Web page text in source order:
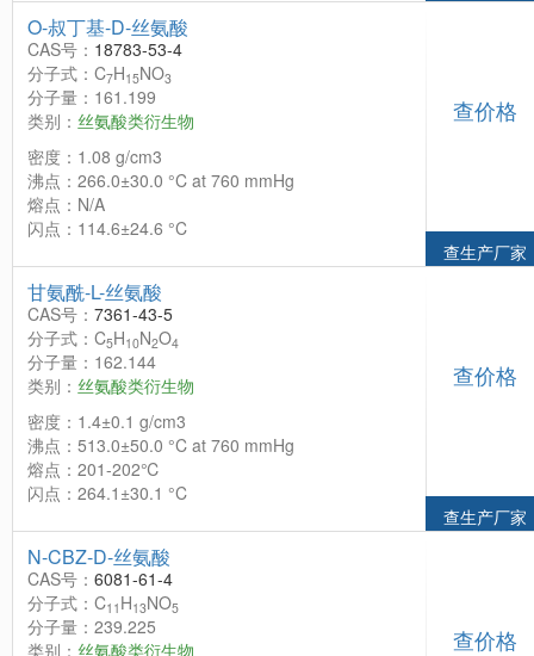
O-叔丁基-D-丝氨酸
CAS号： 18783-53-4
分子式：C7H15NO3
分子量：161.199
类别： 丝氨酸类衍生物
密度：1.08 g/cm3
沸点：266.0±30.0 °C at 760 mmHg
熔点：N/A
闪点：114.6±24.6 °C
查价格
查生产厂家
甘氨酰-L-丝氨酸
CAS号： 7361-43-5
分子式：C5H10N2O4
分子量：162.144
类别： 丝氨酸类衍生物
密度：1.4±0.1 g/cm3
沸点：513.0±50.0 °C at 760 mmHg
熔点：201-202℃
闪点：264.1±30.1 °C
查价格
查生产厂家
N-CBZ-D-丝氨酸
CAS号： 6081-61-4
分子式：C11 H13NO5
分子量：239.225
类别： 丝氨酸类衍生物 查价格